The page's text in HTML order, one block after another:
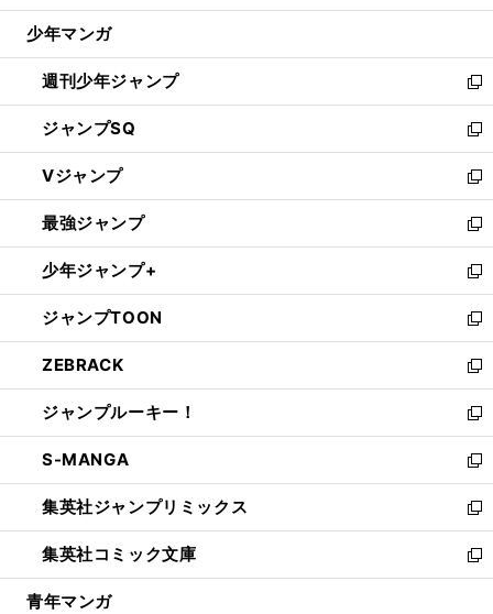
ウ
開
く
少年マンガ
週刊少年ジャンプ
新
し
い
ウ
ィ
ン
ド
ウ
で
開
く
ジャンプSQ
新
し
い
ウ
ィ
ン
ド
ウ
で
開
く
Vジャンプ
新
し
い
ウ
ィ
ン
ド
ウ
で
開
く
最強ジャンプ
新
し
い
ウ
ィ
ン
ド
ウ
で
開
く
少年ジャンプ+
新
し
い
ウ
ィ
ン
ド
ウ
で
開
く
ジャンプTOON
新
し
い
ウ
ィ
ン
ド
ウ
で
開
く
ZEBRACK
新
し
い
ウ
ィ
ン
ド
ウ
で
開
ジャンプルーキー！
新
し
い
ウ
ィ
ン
ド
ウ
S-MANGA
新
し
い
ウ
ィ
ン
集英社ジャンプリミックス
新
し
い
ウ
集英社コミック文庫
新
し
青年マンガ